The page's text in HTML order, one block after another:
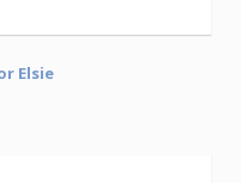
Elsie